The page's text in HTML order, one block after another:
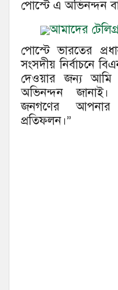
পোস্টে এ অভিনন্দন
আমাদের
পোস্টে ভারতের
সংসদীয় নির্বাচনে
দেওয়ার জন্য আমি
অভিনন্দন
জনগণের আপনার
প্রতিফলন।”